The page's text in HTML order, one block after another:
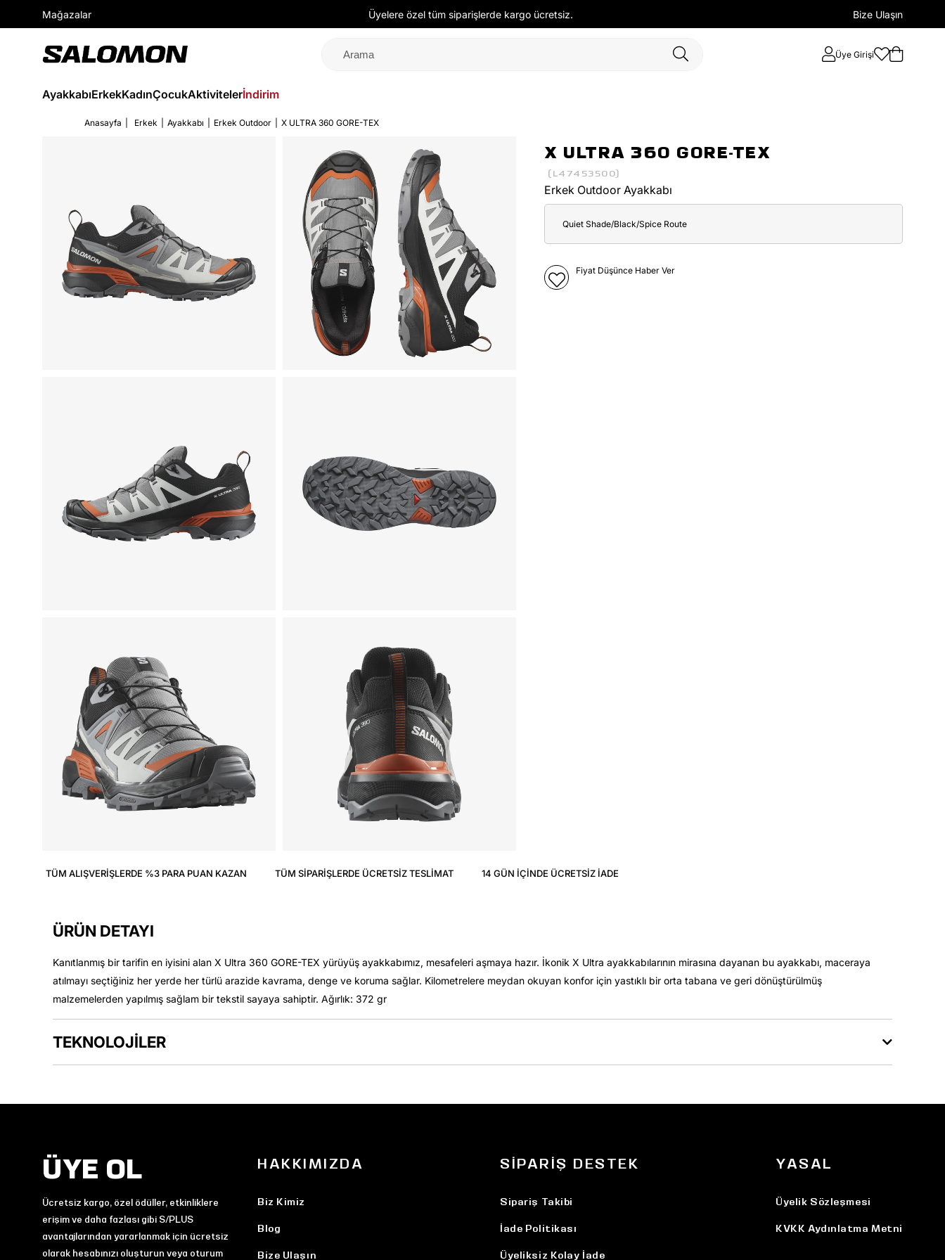
Mağazalar Üyelere özel tüm siparişlerde kargo ücretsiz. Bize Ulaşın
Üye Girişi
AyakkabıErkekKadınÇocukAktivitelerİndirim
Anasayfa Erkek Ayakkabı Erkek Outdoor X ULTRA 360 GORE-TEX
X ULTRA 360 GORE-TEX
(L47453500)
Erkek Outdoor Ayakkabı
Quiet Shade/Black/Spice Route
Fiyat Düşünce Haber Ver
TÜM ALIŞVERIŞLERDE %3 PARA PUAN KAZAN TÜM SIPARIŞLERDE ÜCRETSIZ TESLIMAT 14 GÜN IÇINDE ÜCRETSIZ IADE
ÜRÜN DETAYI
Kanıtlanmış bir tarifin en iyisini alan X Ultra 360 GORE-TEX yürüyüş ayakkabımız, mesafeleri aşmaya hazır. İkonik X Ultra ayakkabılarının mirasına dayanan bu ayakkabı, maceraya
atılmayı seçtiğiniz her yerde her türlü arazide kavrama, denge ve koruma sağlar. Kilometrelere meydan okuyan konfor için yastıklı bir orta tabana ve geri dönüştürülmüş
malzemelerden yapılmış sağlam bir tekstil sayaya sahiptir. Ağırlık: 372 gr
TEKNOLOJİLER
ÜYE OL
Ücretsiz kargo, özel ödüller, etkinliklere
erişim ve daha fazlası gibi S/PLUS
avantajlarından yararlanmak için ücretsiz
olarak hesabınızı oluşturun veya oturum
HAKKIMIZDA
Biz Kimiz
Blog
Bize Ulaşın
SIPARIŞ DESTEK
Sipariş Takibi
İade Politikası
Üyeliksiz Kolay İade
YASAL
Üyelik Sözleşmesi
KVKK Aydınlatma Metni